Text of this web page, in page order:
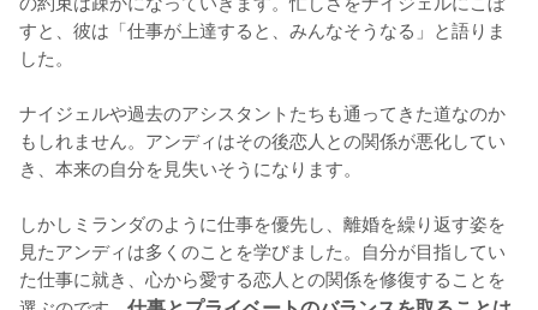
すと、彼は「仕事が上達すると、みんなそうなる」と語りま
した。
ナイジェルや過去のアシスタントたちも通ってきた道なのか
もしれません。アンディはその後恋人との関係が悪化してい
き、本来の自分を見失いそうになります。
しかしミランダのように仕事を優先し、離婚を繰り返す姿を
見たアンディは多くのことを学びました。自分が目指してい
た仕事に就き、心から愛する恋人との関係を修復することを